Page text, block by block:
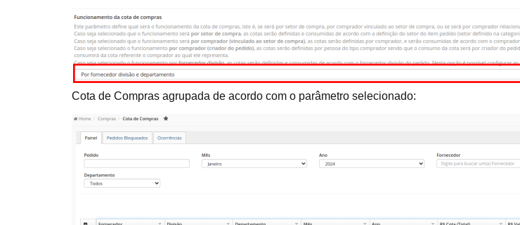
Cota de Compras agrupada de acordo com o parâmetro selecionado: